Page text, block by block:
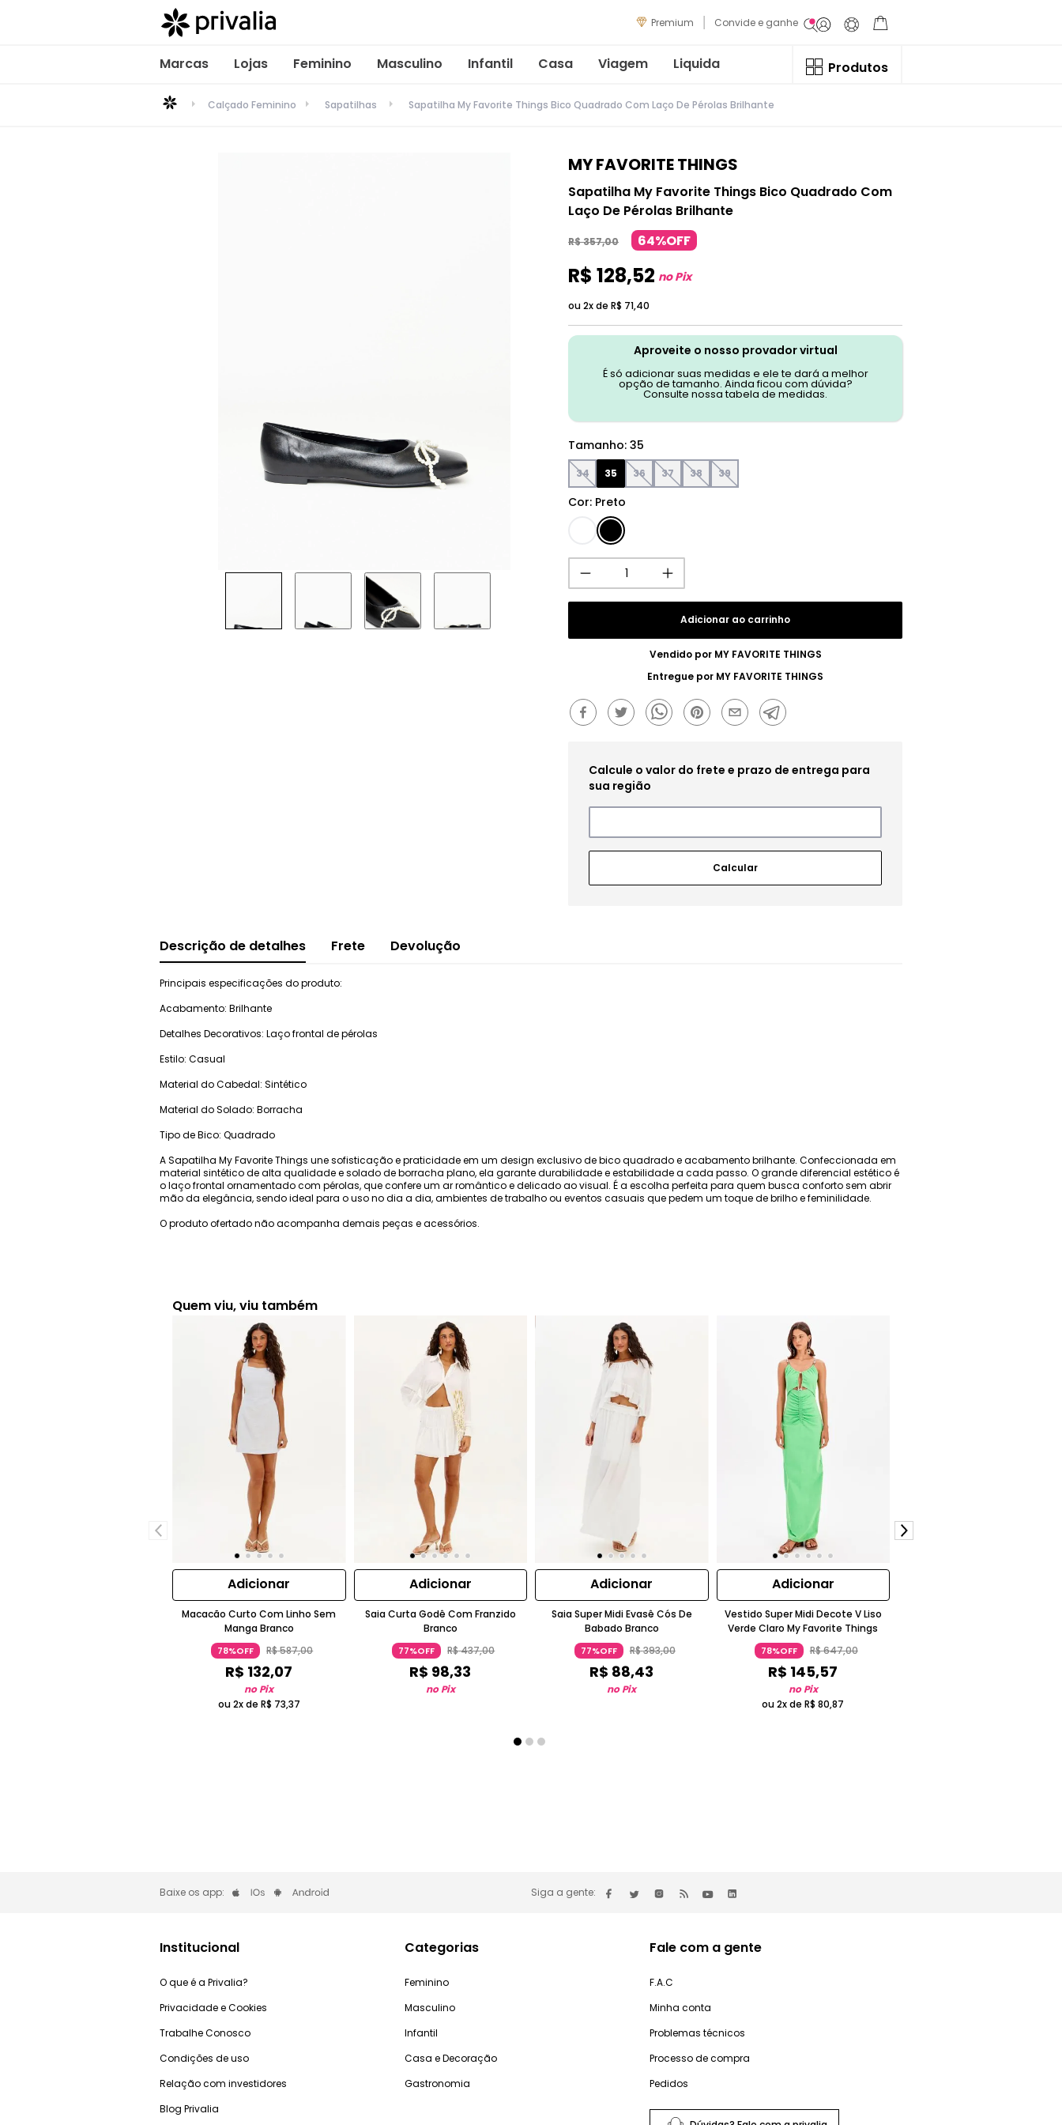
Premium Convide e ganhe
Marcas Lojas Feminino Masculino Infantil Casa Viagem Liquida Produtos
Calçado Feminino Sapatilhas Sapatilha My Favorite Things Bico Quadrado Com Laço De Pérolas Brilhante
MY FAVORITE THINGS
Sapatilha My Favorite Things Bico Quadrado Com
Laço De Pérolas Brilhante
R$357,00 64%OFF
R$ 128,52 no Pix
ou 2x de R$ 71,40
Aproveite o nosso provador virtual
É só adicionar suas medidas e ele te dará a melhor
opção de tamanho. Ainda ficou com dúvida?
Consulte nossa tabela de medidas.
Cor: Preto
Tamanho: 35
34 35 36 37 38 39
Adicionar ao carrinho
Vendido por MY FAVORITE THINGS
Entregue por MY FAVORITE THINGS
Descrição de detalhes Frete Devolução
Principais especificações do produto:
Acabamento: Brilhante
Detalhes Decorativos: Laço frontal de pérolas
Estilo: Casual
Material do Cabedal: Sintético
Material do Solado: Borracha
Tipo de Bico: Quadrado
A Sapatilha My Favorite Things une sofisticação e praticidade em um design exclusivo de bico quadrado e acabamento brilhante. Confeccionada em
material sintético de alta qualidade e solado de borracha plano, ela garante durabilidade e estabilidade a cada passo. O grande diferencial estético é
o laço frontal ornamentado com pérolas, que confere um ar romântico e delicado ao visual. É a escolha perfeita para quem busca conforto sem abrir
mão da elegância, sendo ideal para o uso no dia a dia, ambientes de trabalho ou eventos casuais que pedem um toque de brilho e feminilidade.
O produto ofertado não acompanha demais peças e acessórios.
Quem viu, viu também
Adicionar
Macacão Curto Com Linho Sem
Manga Branco
78%OFF R$587,00
R$ 132,07
no Pix
ou 2x de R$ 73,37
Adicionar
Saia Curta Godê Com Franzido
Branco
77%OFF R$437,00
R$ 98,33
no Pix
Adicionar
Saia Super Midi Evasê Cós De
Babado Branco
77%OFF R$393,00
R$ 88,43
no Pix
Adicionar
Vestido Super Midi Decote V Liso
Verde Claro My Favorite Things
78%OFF R$647,00
R$ 145,57
no Pix
ou 2x deR$ 80,87
Baixe os app: Siga a gente:
Institucional
O que é a Privalia?
Privacidade e Cookies
Trabalhe Conosco
Condições de uso
Relação com investidores
Blog Privalia
Categorias
Feminino
Masculino
Infantil
Casa e Decoração
Gastronomia
Fale com a gente
F.A.C
Minha conta
Problemas técnicos
Processo de compra
Pedidos